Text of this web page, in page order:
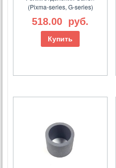
(Pixma-series, G-series)
518.00 руб.
Купить